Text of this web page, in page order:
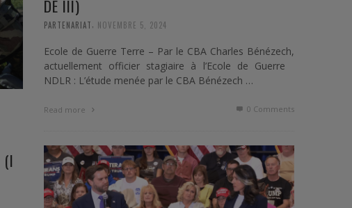
DE III)
PARTENARIAT NOVEMBRE 5, 2024
Ecole de Guerre Terre – Par le CBA Charles Bénézech,
actuellement officier stagiaire à l’Ecole de Guerre
NDLR : L’étude menée par le CBA Bénézech …
Read more 0 Comments
(I